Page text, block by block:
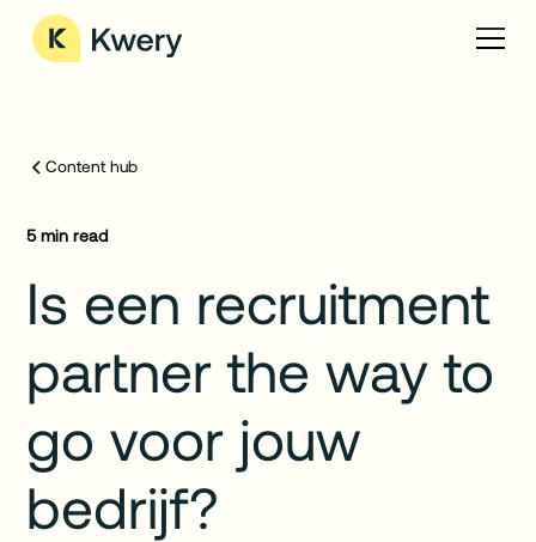
Content hub
5min read
Is een recruitment
partner the way to
go voor jouw
bedrijf?